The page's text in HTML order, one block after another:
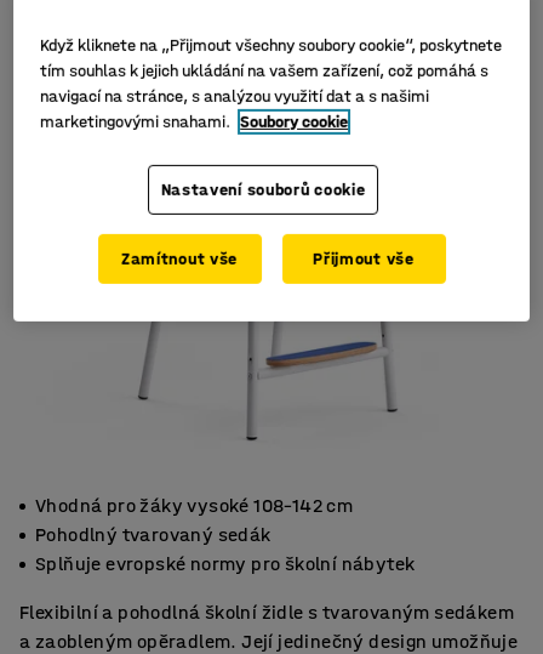
Vhodná pro žáky vysoké 108–142 cm
Pohodlný tvarovaný sedák
Splňuje evropské normy pro školní nábytek
Flexibilní a pohodlná školní židle s tvarovaným sedákem
a zaobleným opěradlem. Její jedinečný design umožňuje
Když kliknete na „Přijmout všechny soubory cookie“, poskytnete
tím souhlas k jejich ukládání na vašem zařízení, což pomáhá s
navigací na stránce, s analýzou využití dat a s našimi
marketingovými snahami. Soubory cookie
Nastavení souborů cookie
Zamítnout vše Přijmout vše